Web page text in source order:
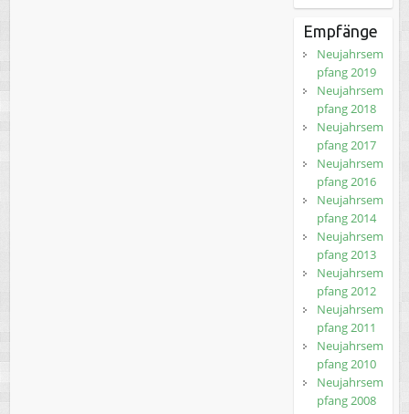
Empfänge
Neujahrsem
pfang 2019
Neujahrsem
pfang 2018
Neujahrsem
pfang 2017
Neujahrsem
pfang 2016
Neujahrsem
pfang 2014
Neujahrsem
pfang 2013
Neujahrsem
pfang 2012
Neujahrsem
pfang 2011
Neujahrsem
pfang 2010
Neujahrsem
pfang 2008